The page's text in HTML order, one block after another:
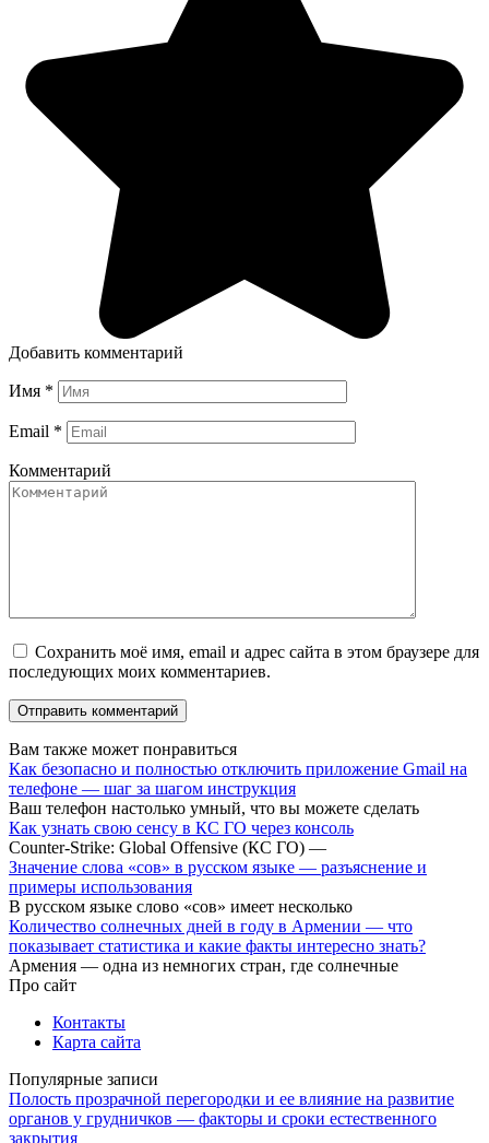
Добавить комментарий
Имя *
Email *
Комментарий
Сохранить моё имя, email и адрес сайта в этом браузере для
последующих моих комментариев.
Вам также может понравиться
Как безопасно и полностью отключить приложение Gmail на
телефоне — шаг за шагом инструкция
Ваш телефон настолько умный, что вы можете сделать
Как узнать свою сенсу в КС ГО через консоль
Counter-Strike: Global Offensive (КС ГО) —
Значение слова «сов» в русском языке — разъяснение и
примеры использования
В русском языке слово «сов» имеет несколько
Количество солнечных дней в году в Армении — что
показывает статистика и какие факты интересно знать?
Армения — одна из немногих стран, где солнечные
Про сайт
Контакты
Карта сайта
Популярные записи
Полость прозрачной перегородки и ее влияние на развитие
органов у грудничков — факторы и сроки естественного
закрытия